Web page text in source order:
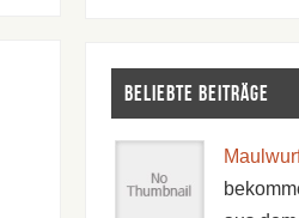
Beliebte Beiträge